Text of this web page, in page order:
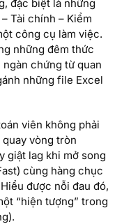
đặc biệt là những
Tài chính – Kiểm
công cụ làm việc.
những đêm thức
chứng từ quan
những file Excel
viên không phải
vòng tròn
giật lag khi mở song
cùng hàng chục
được nỗi đau đó,
“hiện tượng” trong